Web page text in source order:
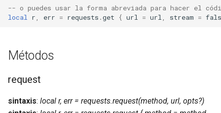
fips-check
form-input
geoip
google
-- o puedes usar la forma abreviada para hacer el
local
r err = requests .get { url = url stream =
Métodos
request
sintaxis: local r, err = requests.request(method, url, opts?)